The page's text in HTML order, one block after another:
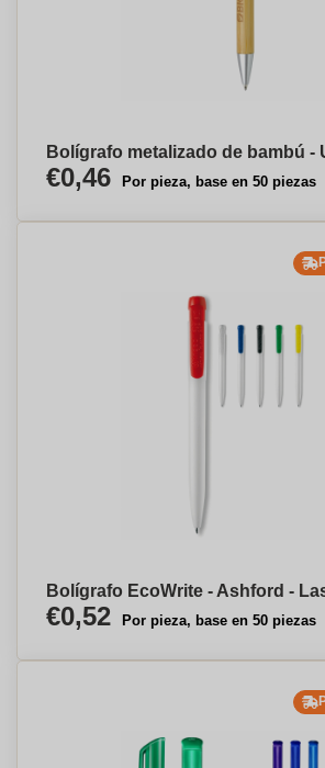
Bolígrafo metalizado de bambú -
€0,46 Por pieza, base en 50 piezas
Bolígrafo EcoWrite - Ashford -
€0,52 Por pieza, base en 50 piezas